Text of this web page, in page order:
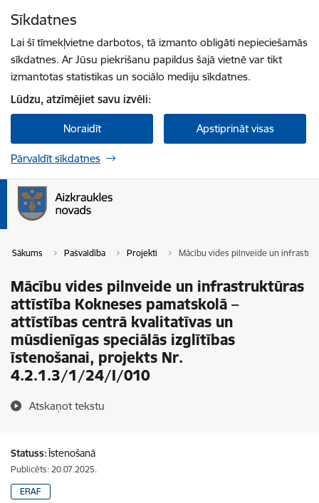
Sīkdatnes
Lai šī tīmekļvietne darbotos, tā izmanto obligāti nepieciešamās
sīkdatnes. Ar Jūsu piekrišanu papildus šajā vietnē var tikt
izmantotas statistikas un sociālo mediju sīkdatnes.
Lūdzu, atzīmējiet savu izvēli:
Noraidīt Apstiprināt visas
Pārvaldīt sīkdatnes
Sākums Pašvaldība Projekti Mācību vides pilnveide un
Mācību vides pilnveide un infrastruktūras
attīstība Kokneses pamatskolā –
attīstības centrā kvalitatīvas un
mūsdienīgas speciālās izglītības
īstenošanai, projekts Nr.
4.2.1.3/1/24/I/010
Atskaņot tekstu
Statuss:Īstenošanā
Publicēts: 20.07.2025.
ERAF